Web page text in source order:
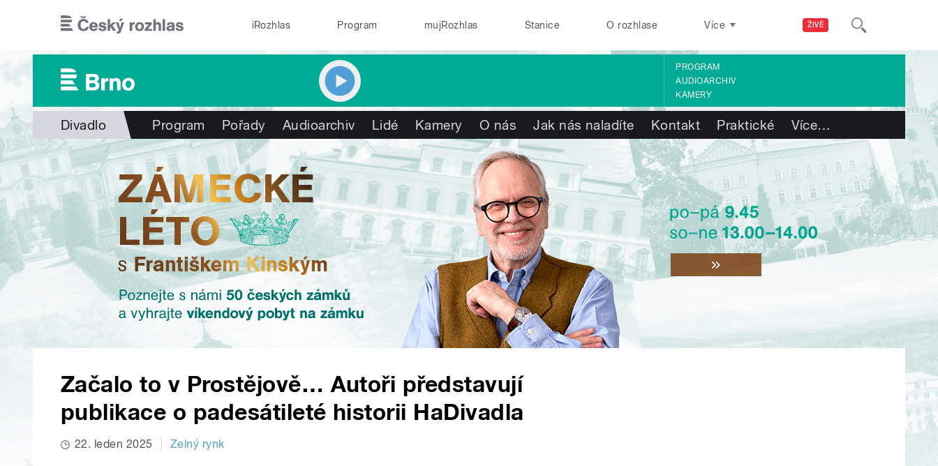
ŽIVĚ
iRozhlas Program mujRozhlas Stanice O rozhlase Více
PROGRAM
AUDIOARCHIV
KAMERY
Divadlo Program Pořady Audioarchiv Lidé Kamery O nás Jak nás naladíte Kontakt Praktické Více…
Začalo to v Prostějově… Autoři představují
publikace o padesátileté historii HaDivadla
22. leden 2025 Zelný rynk